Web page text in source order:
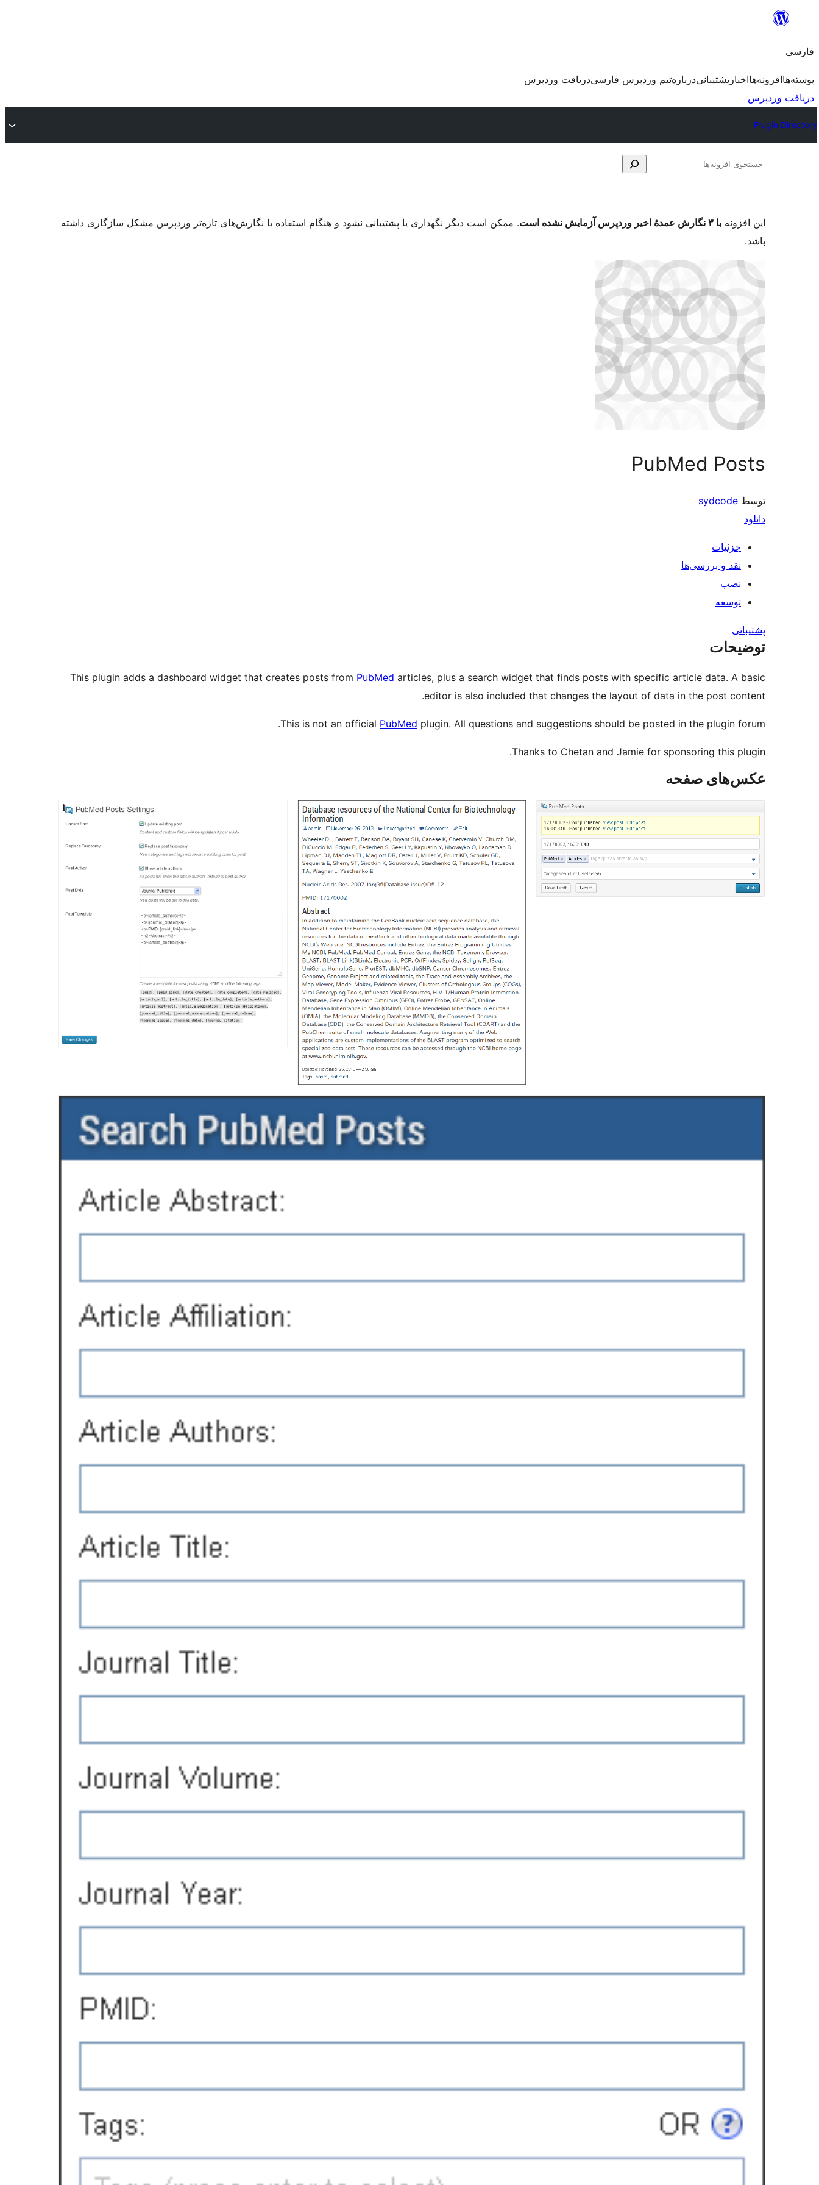
محتوا
فارسی
پوسته‌هاافزونه‌هااخبار پشتیبانیدربارهتیم وردپرس فارسیدریافت وردپرس
دریافت وردپرس
Plugin Directory
جستجوی
این افزونه با ۳ نگارش عمدهٔ اخیر وردپرس آزمایش نشده است
. ممکن است دیگر نگهداری یا پشتیبانی نشود و هنگام استفاده با نگارش‌های تازه‌تر وردپرس مشکل سازگاری داشته
باشد.
PubMed Posts
توسط sydcode
دانلود
جزئیات
نقد و بررسی‌ها
نصب
توسعه
پشتیبانی
توضیحات
This plugin adds a dashboard widget that creates posts from PubMed articles, plus a search widget that finds posts with specific article data. A basic
editor is also included that changes the layout of data in the post content.
This is not an official PubMed plugin. All questions and suggestions should be posted in the plugin forum.
Thanks to Chetan and Jamie for sponsoring this plugin.
عکس‌های صفحه